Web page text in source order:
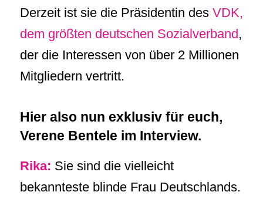
Derzeit ist sie die Präsidentin des VDK,
dem größten deutschen Sozialverband ,
der die Interessen von über 2 Millionen
Mitgliedern vertritt.
Hier also nun exklusiv für euch,
Verene Bentele im Interview.
Rika: Sie sind die vielleicht
bekannteste blinde Frau Deutschlands.